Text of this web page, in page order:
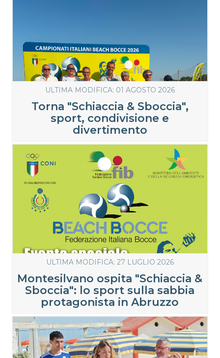
ULTIMA MODIFICA: 01 AGOSTO 2026
Torna "Schiaccia & Sboccia",
sport, condivisione e
divertimento
ULTIMA MODIFICA: 27 LUGLIO 2026
Montesilvano ospita "Schiaccia &
Sboccia": lo sport sulla sabbia
protagonista in Abruzzo